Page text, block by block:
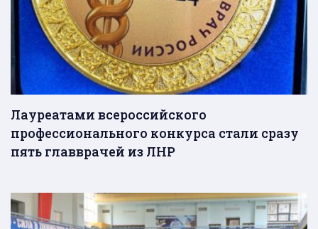
Лауреатами всероссийского
профессионального конкурса стали сразу
пять главврачей из ЛНР